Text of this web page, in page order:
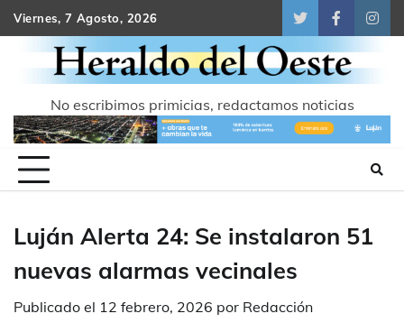
Skip
to
content
Viernes, 7 Agosto, 2026
TwitterFacebook
No escribimos primicias, redactamos noticias
Luján Alerta 24: Se instalaron 51
nuevas alarmas vecinales
Publicado el 12 febrero, 2026 por Redacción